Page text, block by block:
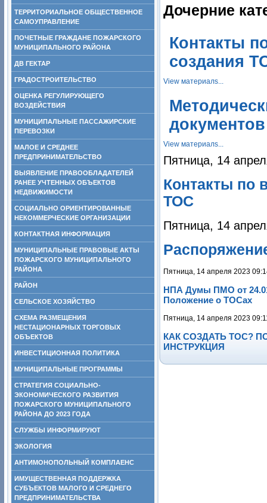
ТЕРРИТОРИАЛЬНОЕ ОБЩЕСТВЕННОЕ
САМОУПРАВЛЕНИЕ
ПОЧЕТНЫЕ ГРАЖДАНЕ ПОЖАРСКОГО
МУНИЦИПАЛЬНОГО РАЙОНА
ДВ ГЕКТАР
ГРАДОСТРОИТЕЛЬСТВО
ОЦЕНКА РЕГУЛИРУЮЩЕГО
ВОЗДЕЙСТВИЯ
МУНИЦИПАЛЬНЫЕ ПАССАЖИРСКИЕ
ПЕРЕВОЗКИ
МАЛОЕ И СРЕДНЕЕ
ПРЕДПРИНИМАТЕЛЬСТВО
ВЫЯВЛЕНИЕ ПРАВООБЛАДАТЕЛЕЙ
РАНЕЕ УЧТЕННЫХ ОБЪЕКТОВ
НЕДВИЖИМОСТИ
СОЦИАЛЬНО ОРИЕНТИРОВАННЫЕ
НЕКОММЕРЧЕСКИЕ ОРГАНИЗАЦИИ
КОНТАКТНАЯ ИНФОРМАЦИЯ
МУНИЦИПАЛЬНЫЕ ПРАВОВЫЕ АКТЫ
ПОЖАРСКОГО МУНИЦИПАЛЬНОГО
РАЙОНА
РАЙОН
СЕЛЬСКОЕ ХОЗЯЙСТВО
СХЕМА РАЗМЕЩЕНИЯ
НЕСТАЦИОНАРНЫХ ТОРГОВЫХ
ОБЪЕКТОВ
ИНВЕСТИЦИОННАЯ ПОЛИТИКА
МУНИЦИПАЛЬНЫЕ ПРОГРАММЫ
СТРАТЕГИЯ СОЦИАЛЬНО-
ЭКОНОМИЧЕСКОГО РАЗВИТИЯ
ПОЖАРСКОГО МУНИЦИПАЛЬНОГО
РАЙОНА ДО 2023 ГОДА
СЛУЖБЫ ИНФОРМИРУЮТ
ЭКОЛОГИЯ
АНТИМОНОПОЛЬНЫЙ КОМПЛАЕНС
ИМУЩЕСТВЕННАЯ ПОДДЕРЖКА
СУБЪЕКТОВ МАЛОГО И СРЕДНЕГО
ПРЕДПРИНИМАТЕЛЬСТВА
Дочерние
Контакты
создания
View материалs...
View материалs...
Пятница, 14
Контакты по
ТОС
Пятница, 14
Пятница, 14 апреля 2023
НПА Думы ПМО от
Положение о ТОСах
Пятница, 14 апреля 2023
КАК СОЗДАТЬ ТОС?
ИНСТРУКЦИЯ